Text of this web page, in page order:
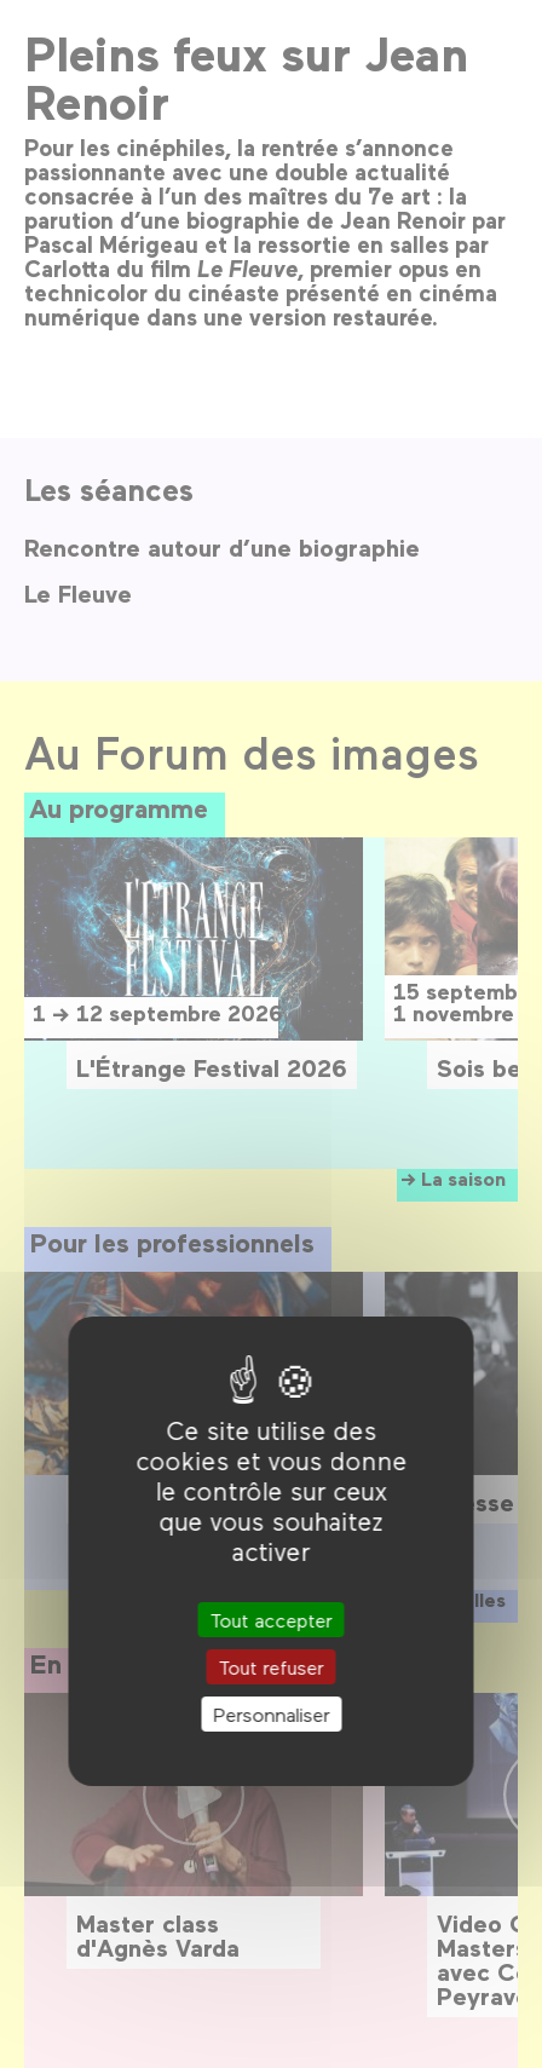
Ce site utilise des
cookies et vous donne
le contrôle sur ceux
que vous souhaitez
activer
Tout accepter
Tout refuser
Personnaliser
Pleins feux sur Jean
Renoir
Pour les cinéphiles, la rentrée s’annonce
passionnante avec une double actualité
consacrée à l’un des maîtres du 7e art : la
parution d’une biographie de Jean Renoir par
Pascal Mérigeau et la ressortie en salles par
Carlotta du film Le Fleuve, premier opus en
technicolor du cinéaste présenté en cinéma
numérique dans une version restaurée.
Les séances
Rencontre autour d’une biographie
Le Fleuve
Au Forum des images
Au programme
La saison
1 → 12 septembre 2026
L'Étrange Festival 2026
15
1 novembre
Sois
Pour les professionnels
Privatiser nos salles
Scolaires Presse
En replay
Master class
d'Agnès Varda
Video
avec